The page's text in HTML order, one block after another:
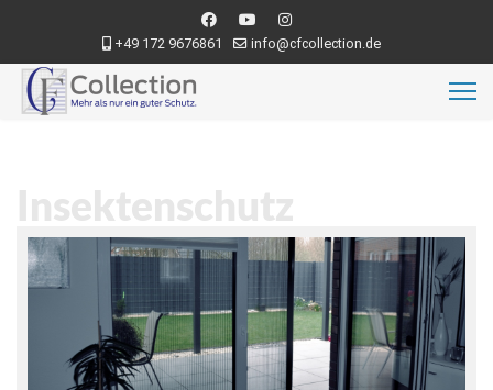
+49 172 9676861 info@cfcollection.de
Insektenschutz